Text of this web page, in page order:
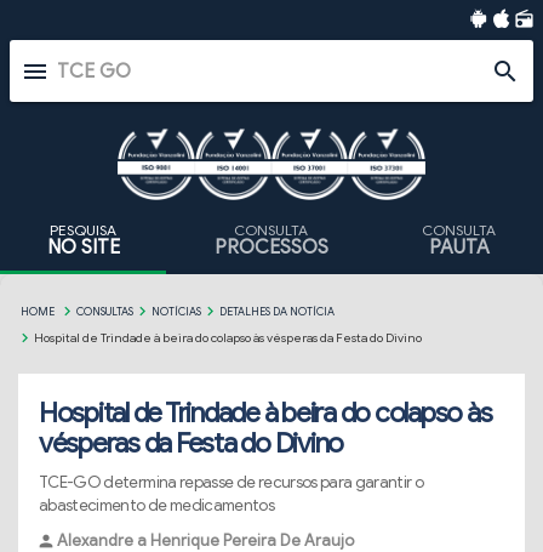
radio
menu search
PESQUISA
NO SITE
CONSULTA
PROCESSOS
CONSULTA
PAUTA
HOME CONSULTAS NOTÍCIAS DETALHES DA NOTÍCIA
Hospital de Trindade à beira do colapso às vésperas da Festa do Divino
Hospital de Trindade à beira do colapso às
vésperas da Festa do Divino
TCE-GO determina repasse de recursos para garantir o
abastecimento de medicamentos
personAlexandre a Henrique Pereira De Araujo